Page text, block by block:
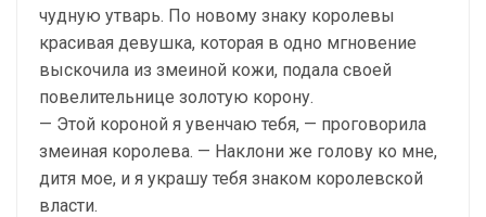
чудную утварь. По новому знаку королевы
красивая девушка, которая в одно мгновение
выскочила из змеиной кожи, подала своей
повелительнице золотую корону.
— Этой короной я увенчаю тебя, — проговорила
змеиная королева. — Наклони же голову ко мне,
дитя мое, и я украшу тебя знаком королевской
власти.